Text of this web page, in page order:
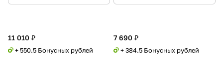
7 690 ₽
+ 384.5 Бонусных рублей
11 010 ₽
+ 550.5 Бонусных рублей